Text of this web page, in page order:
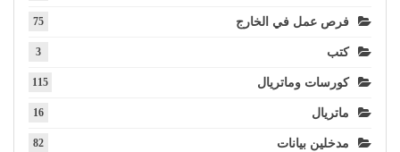
فرص عمل في الخارج 75
كتب 3
كورسات وماتريال 115
ماتريال 16
مدخلين بيانات 82